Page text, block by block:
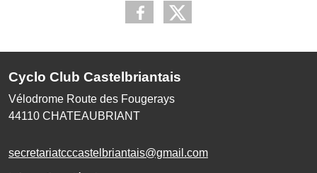
Cyclo Club Castelbriantais
Vélodrome Route des Fougerays
44110 CHATEAUBRIANT
secretariatcccastelbriantais@gmail.com